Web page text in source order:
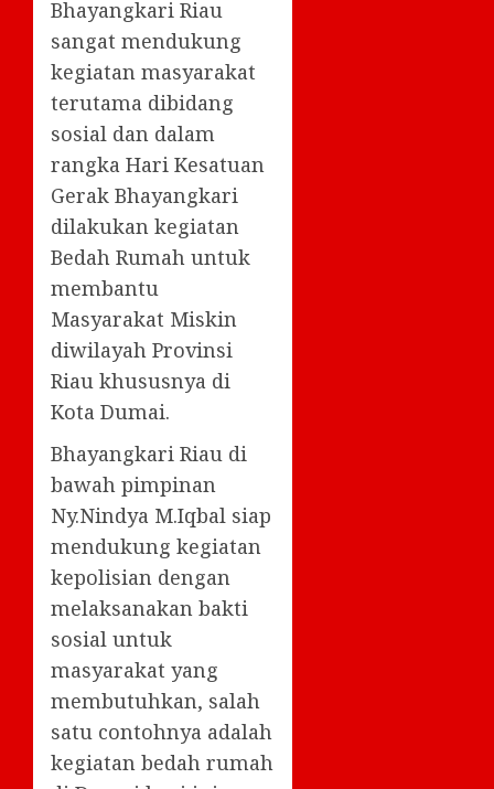
Bhayangkari Riau
sangat mendukung
kegiatan masyarakat
terutama dibidang
sosial dan dalam
rangka Hari Kesatuan
Gerak Bhayangkari
dilakukan kegiatan
Bedah Rumah untuk
membantu
Masyarakat Miskin
diwilayah Provinsi
Riau khususnya di
Kota Dumai.
Bhayangkari Riau di
bawah pimpinan
Ny.Nindya M.Iqbal siap
mendukung kegiatan
kepolisian dengan
melaksanakan bakti
sosial untuk
masyarakat yang
membutuhkan, salah
satu contohnya adalah
kegiatan bedah rumah